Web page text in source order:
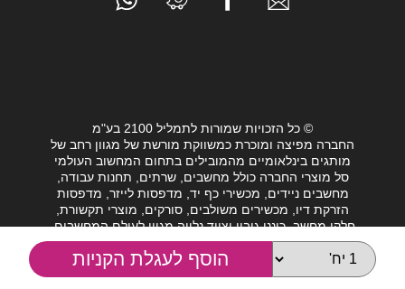
© כל הזכויות שמורות לתמליל 2100 בע"מ
החברה מפיצה ומוכרת כמשווקת מורשת של מגוון רחב של
מותגים בינלאומיים מהמובילים בתחום המחשוב העולמי
סל מוצרי החברה כולל מחשבים, שרתים, תחנות עבודה,
מחשבים ניידים, מכשירי כף יד, מדפסות לייזר, מדפסות
הזרקת דיו, מכשירים משולבים, סורקים, מוצרי תקשורת,
חלקי מחשב, כונני גיבוי וציוד נלווה מגוון לעולם המחשבים.